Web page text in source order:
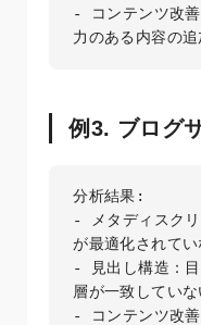
- コンテンツ改
力のある内容の
例3. ブログ
分析結果:
- メタディスク
が最適化されて
- 見出し構造：
層が一致していな
- コンテンツ改